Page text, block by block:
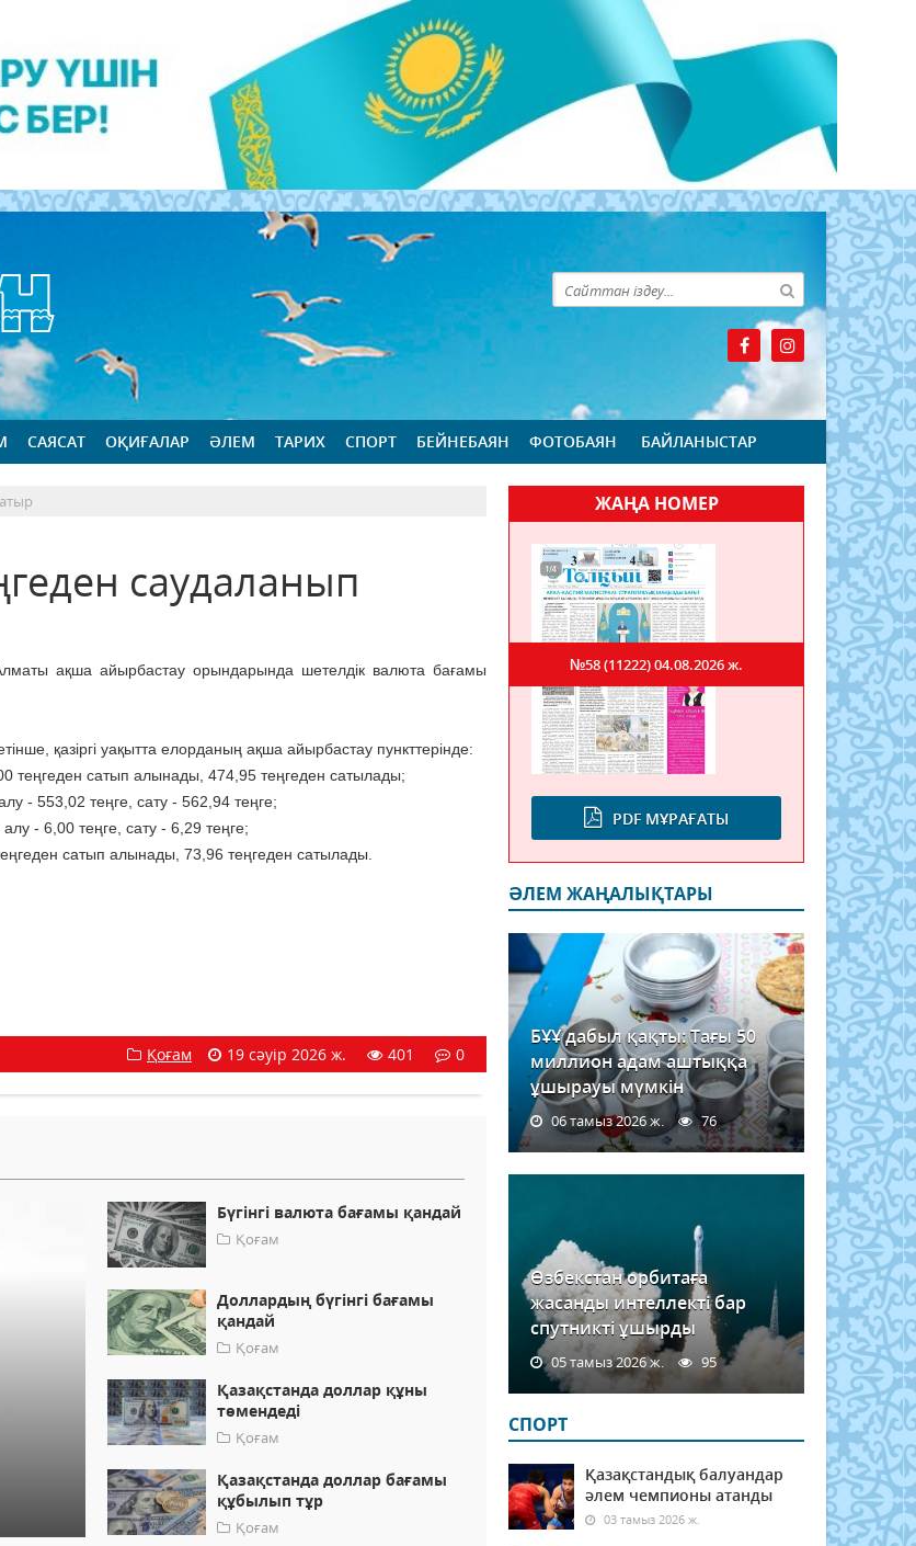
САЯСАТ ОҚИҒАЛАР ӘЛЕМ ТАРИХ СПОРТ БЕЙНЕБАЯН ФОТОБАЯН БАЙЛАНЫСТАР
саудаланып
ақша айырбастау орындарында шетелдік валюта бағамы
қазіргі уақытта елорданың ақша айырбастау пункттерінде:
теңгеден сатып алынады, 474,95 теңгеден сатылады;
- 553,02 теңге, сату - 562,94 теңге;
- 6,00 теңге, сату - 6,29 теңге;
сатып алынады, 73,96 теңгеден сатылады.
Қоғам 19 сәуір 2026 ж. 401 0
Бүгінгі валюта бағамы қандай
Қоғам
Доллардың бүгінгі бағамы
қандай
Қоғам
Қазақстанда доллар құны
төмендеді
Қоғам
Қазақстанда доллар бағамы
құбылып тұр
Қоғам
ЖАҢА НОМЕР
PDF МҰРАҒАТЫ
№58 (11222)04.08.2026 ж.
ӘЛЕМ ЖАҢАЛЫҚТАРЫ
БҰҰ дабыл қақты: Тағы 50
миллион адам аштыққа
ұшырауы мүмкін
06 тамыз 2026 ж. 76
Өзбекстан орбитаға
жасанды интеллекті бар
спутникті ұшырды
05 тамыз 2026 ж. 95
СПОРТ
Қазақстандық балуандар
әлем чемпионы атанды
03 тамыз 2026 ж.